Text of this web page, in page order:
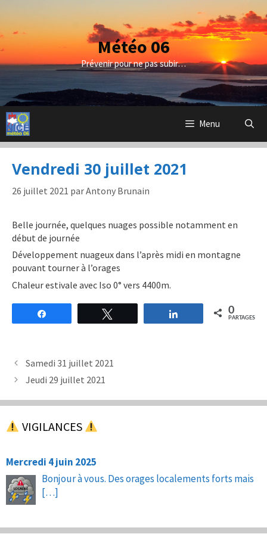
contenu
Météo 06
Prévenir pour ne pas subir…
Menu
Vendredi 30 juillet 2021
26 juillet 2021 parAntony Brunain
Belle journée, quelques nuages possible notamment en
début de journée
Développement nuageux dans l’après midi en montagne
pouvant tourner à l’orages
Chaleur estivale avec Iso 0° vers 4400m.
Partagez 0
PARTAGES
Samedi 31 juillet 2021
Jeudi 29 juillet 2021
VIGILANCES
Mercredi 4 juin 2025
Bonjour à vous. Des orages localements forts mais
[…]